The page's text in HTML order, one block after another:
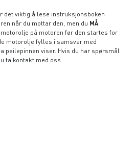
det viktig å lese instruksjonsboken
når du mottar den, men du MÅ
på motoren før den startes for
motorolje fylles i samsvar med
peilepinnen viser. Hvis du har spørsmål
ta kontakt med oss.